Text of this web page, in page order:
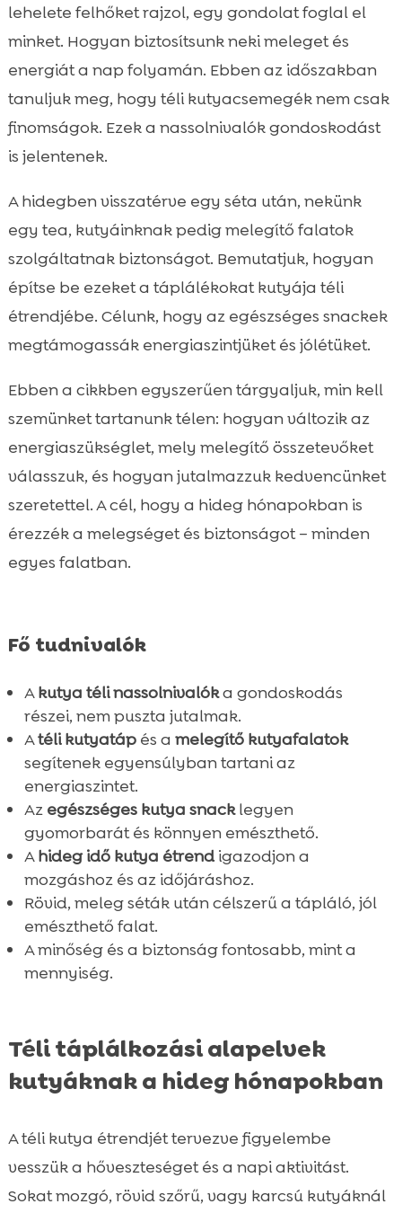
hideg hónapokban
 kutya téli nassolnivalók
Melegítő, gyomorbarát összetevők, amikre
Házi készítésű meleg snackek: biztonságos
és egyszerű ötletek
 Hippoallergén téli finomságok érzékeny
Fogápoló és egészségtámogató
nassolnivalók a hidegben
 CricksyDog ajánlások a téli szezonra
 Fehérjeforrások télen: mikor melyiket
válasszuk?
 Melegítő italok és levesek kutyáknak
mint snack alapok
 Allergének és tiltólistás ételek télen is

Jutalmazási rutin kialakítása a hideg
napokra
 Emésztés- és immunrendszer-támogatás a
szezonban
Nassolnivalók aktív és benti kutyáknak
Összefoglaló
 FAQ
lehelete felhőket rajzol, egy gondolat foglal el
minket. Hogyan biztosítsunk neki meleget és
energiát a nap folyamán. Ebben az időszakban
tanuljuk meg, hogy téli kutyacsemegék nem csak
finomságok. Ezek a nassolnivalók gondoskodást
is jelentenek.
A hidegben visszatérve egy séta után, nekünk
egy tea, kutyáinknak pedig melegítő falatok
szolgáltatnak biztonságot. Bemutatjuk, hogyan
építse be ezeket a táplálékokat kutyája téli
étrendjébe. Célunk, hogy az egészséges snackek
megtámogassák energiaszintjüket és jólétüket.
Ebben a cikkben egyszerűen tárgyaljuk, min kell
szemünket tartanunk télen: hogyan változik az
energiaszükséglet, mely melegítő összetevőket
válasszuk, és hogyan jutalmazzuk kedvencünket
szeretettel. A cél, hogy a hideg hónapokban is
érezzék a melegséget és biztonságot – minden
egyes falatban.
Fő tudnivalók
Akutya téli nassolnivalóka gondoskodás
részei, nem puszta jutalmak.
Atéli kutyatápés a melegítő kutyafalatok
segítenek egyensúlyban tartani az
energiaszintet.
Az egészséges kutya snacklegyen
gyomorbarát és könnyen emészthető.
Ahideg idő kutya étrendigazodjon a
mozgáshoz és az időjáráshoz.
Rövid, meleg séták után célszerű a tápláló, jól
emészthető falat.
A minőség és a biztonság fontosabb, mint a
mennyiség.
Téli táplálkozási alapelvek
kutyáknak a hideg hónapokban
A téli kutya étrendjét tervezve figyelembe
vesszük a hőveszteséget és a napi aktivitást.
Sokat mozgó, rövid szőrű, vagy karcsú kutyáknál